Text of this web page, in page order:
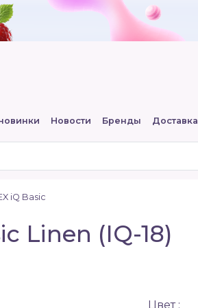
Новости Бренды Доставка
iQ Basic
Linen (IQ-18)
Цвет :